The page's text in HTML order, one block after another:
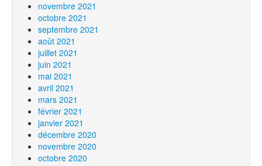
novembre 2021
octobre 2021
septembre 2021
août 2021
juillet 2021
juin 2021
mai 2021
avril 2021
mars 2021
février 2021
janvier 2021
décembre 2020
novembre 2020
octobre 2020